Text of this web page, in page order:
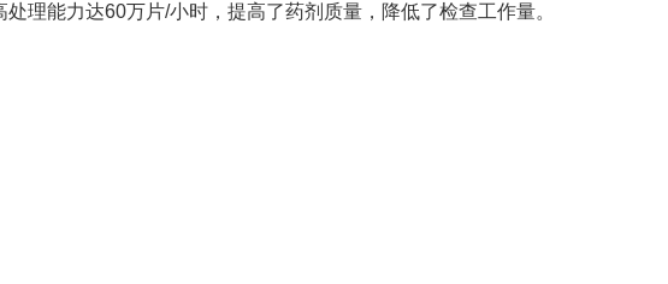
理能力达60万片/小时，提高了药剂质量，降低了检查工作量。